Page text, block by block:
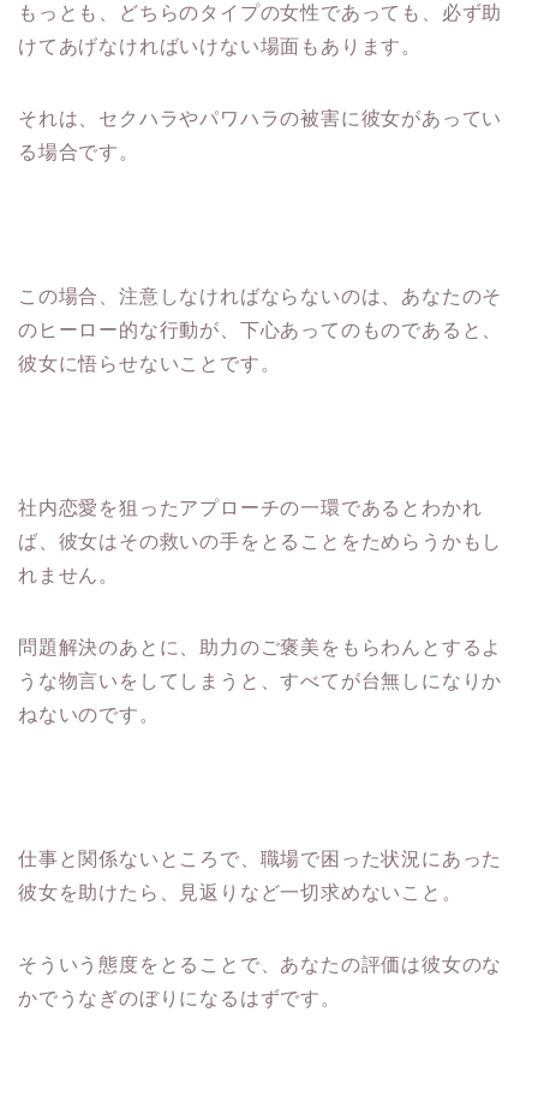
もっとも、どちらのタイプの女性であっても、必ず助
けてあげなければいけない場面もあります。
それは、セクハラやパワハラの被害に彼女があってい
る場合です。
この場合、注意しなければならないのは、あなたのそ
のヒーロー的な行動が、下心あってのものであると、
彼女に悟らせないことです。
社内恋愛を狙ったアプローチの一環であるとわかれ
ば、彼女はその救いの手をとることをためらうかもし
れません。
問題解決のあとに、助力のご褒美をもらわんとするよ
うな物言いをしてしまうと、すべてが台無しになりか
ねないのです。
仕事と関係ないところで、職場で困った状況にあった
彼女を助けたら、見返りなど一切求めないこと。
そういう態度をとることで、あなたの評価は彼女のな
かでうなぎのぼりになるはずです。